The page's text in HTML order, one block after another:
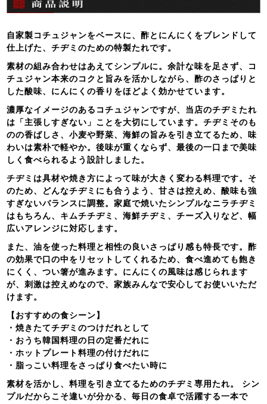
自家製コチュジャンをベースに、酢とにんにくをブレンドして
仕上げた、チヂミのための特製たれです。
素材の組み合わせはあえてシンプルに。余計な味を足さず、コ
チュジャン本来のコクと旨みを活かしながら、酢のさっぱりと
した酸味、にんにくの香りをほどよく効かせています。
濃厚なイメージのあるコチュジャンですが、当店のチヂミたれ
は「主張しすぎない」ことを大切にしています。チヂミそのも
のの香ばしさ、小麦や野菜、海鮮の旨みを引き立てるため、味
わいは素朴で軽やか。後味が重くならず、最後の一口まで美味
しく食べられるよう設計しました。
チヂミは具材や焼き方によって味が大きく変わる料理です。そ
のため、どんなチヂミにも合うよう、甘さは控えめ、酸味も強
すぎないバランスに調整。家庭で焼いたシンプルなニラチヂミ
はもちろん、キムチチヂミ、海鮮チヂミ、チーズ入りなど、幅
広いアレンジに対応します。
また、油を使った料理と相性の良いさっぱり感も特長です。酢
の効果で口の中をリセットしてくれるため、食べ進めても飽き
にくく、つい箸が進みます。にんにくの風味は感じられます
が、刺激は控えめなので、家族みんなで安心してお使いいただ
けます。
【おすすめの食シーン】
・焼きたてチヂミのつけだれとして
・おうち韓国料理の日の定番だれに
・ホットプレート料理の付けだれに
・脂っこい料理をさっぱり食べたい時に
素材を活かし、料理を引き立てるためのチヂミ専用たれ。 シン
プルだからこそ違いが分かる、毎日の食卓で活躍する一本で